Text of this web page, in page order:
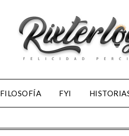
FILOSOFÍA FYI